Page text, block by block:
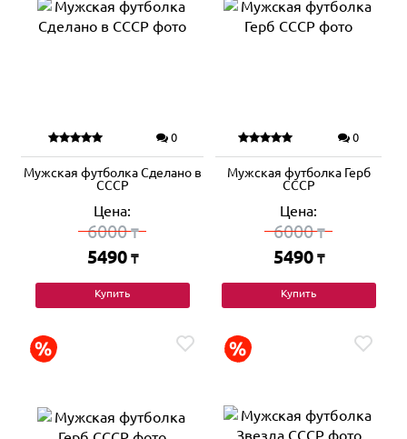
0
Мужская футболка Сделано в
СССР
Цена:
6000₸
5490 ₸
Купить
0
Мужская футболка Герб
СССР
Цена:
6000₸
5490 ₸
Купить